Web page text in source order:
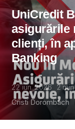
UniCredit
asigurările
clienți, în
Banking
22 iun. 2026 2min
Cristi Dorombach